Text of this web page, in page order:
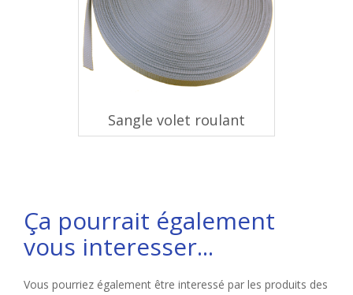
Sangle volet roulant
Ça pourrait également
vous interesser...
Vous pourriez également être interessé par les produits des